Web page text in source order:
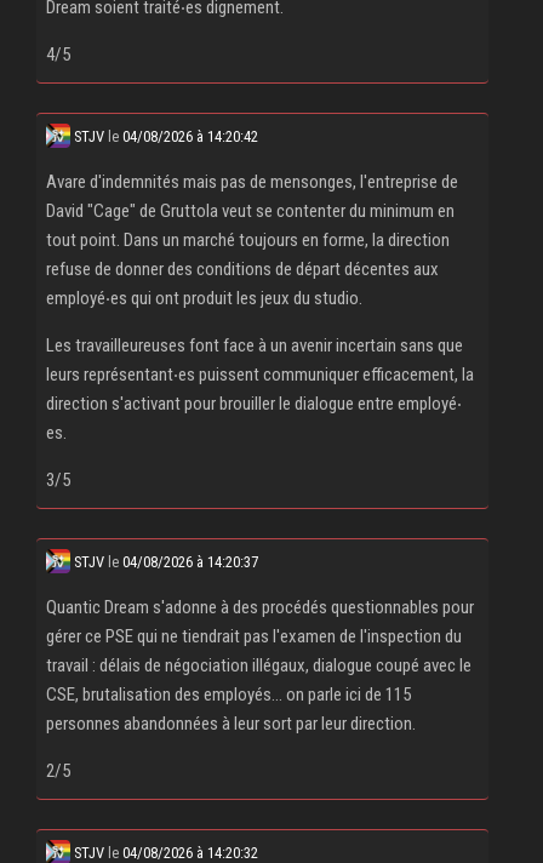
Dream soient traité‧es dignement.
4/5
STJV le 04/08/2026 à 14:20:42
Avare d'indemnités mais pas de mensonges, l'entreprise de
David "Cage" de Gruttola veut se contenter du minimum en
tout point. Dans un marché toujours en forme, la direction
refuse de donner des conditions de départ décentes aux
employé‧es qui ont produit les jeux du studio.
Les travailleureuses font face à un avenir incertain sans que
leurs représentant‧es puissent communiquer efficacement, la
direction s'activant pour brouiller le dialogue entre employé‧
es.
3/5
STJV le 04/08/2026 à 14:20:37
Quantic Dream s'adonne à des procédés questionnables pour
gérer ce PSE qui ne tiendrait pas l'examen de l'inspection du
travail : délais de négociation illégaux, dialogue coupé avec le
CSE, brutalisation des employés... on parle ici de 115
personnes abandonnées à leur sort par leur direction.
2/5
STJV le 04/08/2026 à 14:20:32